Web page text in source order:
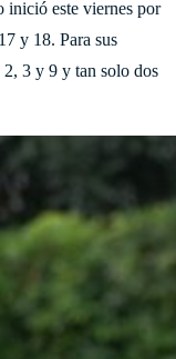
inició este viernes por
y 18. Para sus
3 y 9 y tan solo dos